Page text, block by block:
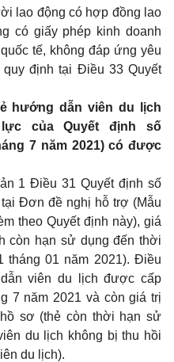
lao động có hợp đồng lao
có giấy phép kinh doanh
tế, không đáp ứng yêu
định tại Điều 33 Quyết
hướng dẫn viên du lịch
của Quyết định số
7 năm 2021) có được
1 Điều 31 Quyết định số
Đơn đề nghị hỗ trợ (Mẫu
theo Quyết định này), giá
còn hạn sử dụng đến thời
tháng 01 năm 2021). Điều
viên du lịch được cấp
7 năm 2021 và còn giá trị
sơ (thẻ còn thời hạn sử
du lịch không bị thu hồi
du lịch).